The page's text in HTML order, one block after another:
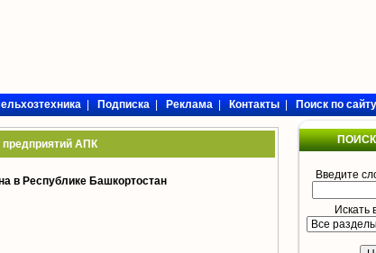
|Подписка|Реклама|Контакты|Поиск по сайту
предприятий АПК
в Республике Башкортостан
Введите
Искать